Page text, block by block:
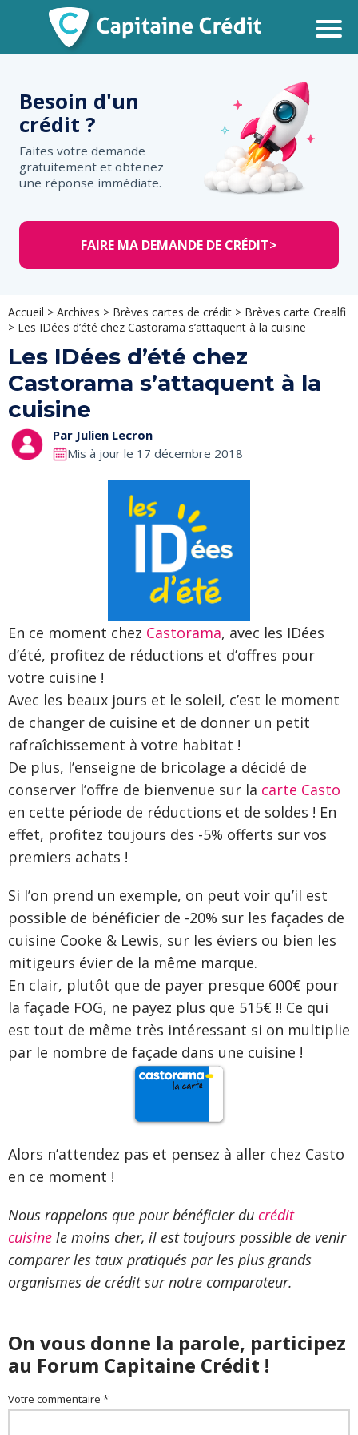
Besoin d'un
crédit ?
Faites votre demande
gratuitement et obtenez
une réponse immédiate.
FAIRE MA DEMANDE DE CRÉDIT>
Accueil > Archives > Brèves cartes de crédit > Brèves carte Crealfi
> Les IDées d’été chez Castorama s’attaquent à la cuisine
Les IDées d’été chez
Castorama s’attaquent à la
cuisine
Par Julien Lecron
Mis à jour le 17 décembre 2018
En ce moment chez Castorama, avec les IDées
d’été, profitez de réductions et d’offres pour
votre cuisine !
Avec les beaux jours et le soleil, c’est le moment
de changer de cuisine et de donner un petit
rafraîchissement à votre habitat !
De plus, l’enseigne de bricolage a décidé de
conserver l’offre de bienvenue sur la carte Casto
en cette période de réductions et de soldes ! En
effet, profitez toujours des -5% offerts sur vos
premiers achats !
Si l’on prend un exemple, on peut voir qu’il est
possible de bénéficier de -20% sur les façades de
cuisine Cooke & Lewis, sur les éviers ou bien les
mitigeurs évier de la même marque.
En clair, plutôt que de payer presque 600€ pour
la façade FOG, ne payez plus que 515€ !! Ce qui
est tout de même très intéressant si on multiplie
par le nombre de façade dans une cuisine !
Alors n’attendez pas et pensez à aller chez Casto
en ce moment !
Nous rappelons que pour bénéficier du crédit
cuisine le moins cher, il est toujours possible de venir
comparer les taux pratiqués par les plus grands
organismes de crédit sur notre comparateur.
On vous donne la parole, participez
au Forum Capitaine Crédit !
Votre commentaire *